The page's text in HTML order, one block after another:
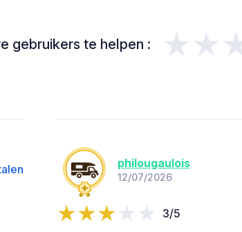
gebruikers te helpen :
philougaulois
12/07/2026
3/5